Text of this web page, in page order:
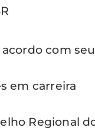
com seu
em carreira
Regional